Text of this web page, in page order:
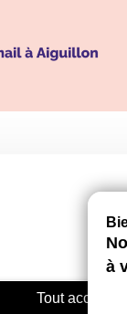
Tout accepter